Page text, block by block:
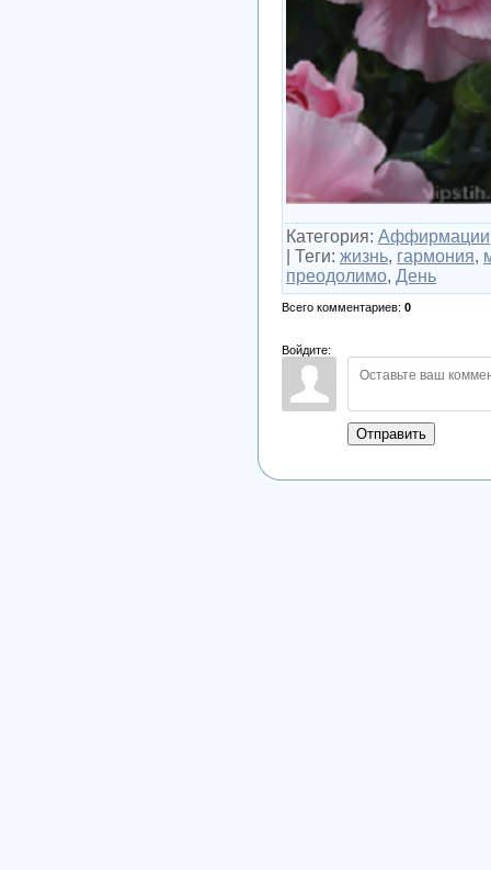
Категория: Аффирмации
Теги: жизнь, гармония,
преодолимо, День
Всего комментариев: 0
Войдите:
Отправить